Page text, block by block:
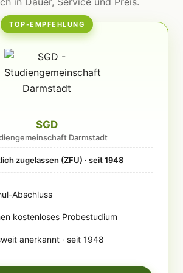
TOP-EMPFEHLUNG
SGD
Darmstadt
zugelassen (ZFU) · seit 1948
Abschluss
kostenloses Probestudium
anerkannt · seit 1948